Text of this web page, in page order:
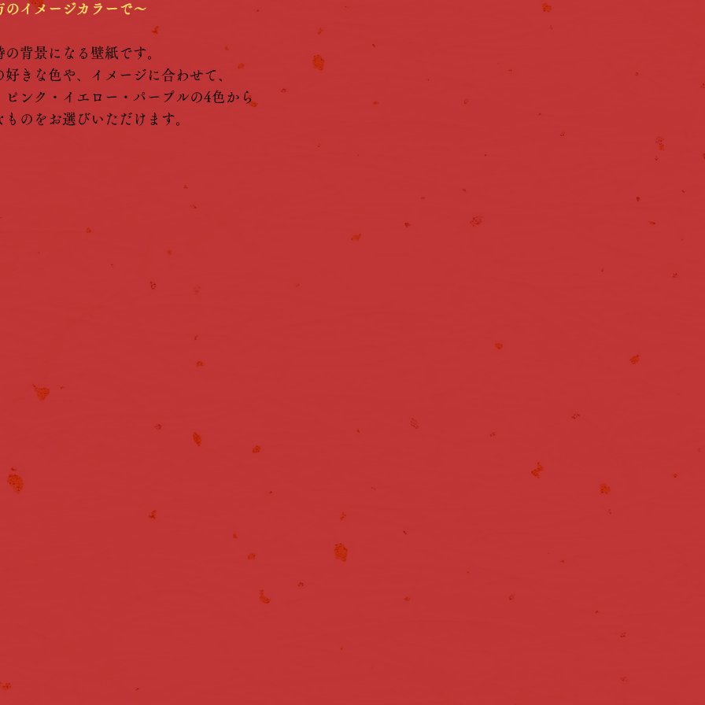
のイメージカラーで～
の背景になる壁紙です。
好きな色や、イメージに合わせて、
ピンク・イエロー・パープルの4色から
ものをお選びいただけます。